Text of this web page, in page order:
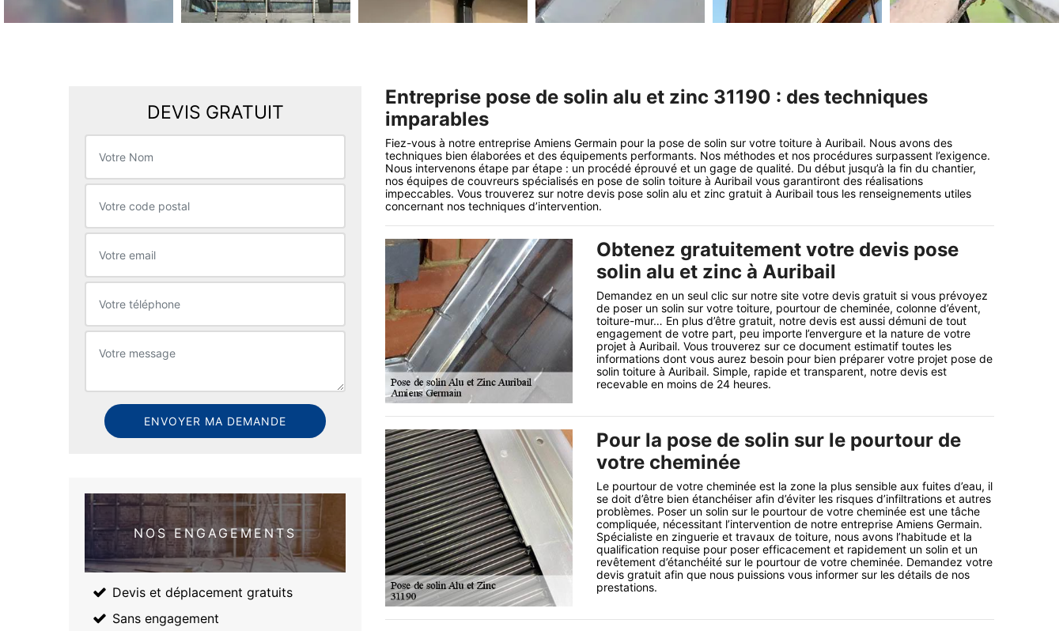
DEVIS GRATUIT
NOS ENGAGEMENTS
Devis et déplacement gratuits
Sans engagement
Entreprise pose de solin alu et zinc 31190 : des techniques
imparables
Fiez-vous à notre entreprise Amiens Germain pour la pose de solin sur votre toiture à Auribail. Nous avons des
techniques bien élaborées et des équipements performants. Nos méthodes et nos procédures surpassent l’exigence.
Nous intervenons étape par étape : un procédé éprouvé et un gage de qualité. Du début jusqu’à la fin du chantier,
nos équipes de couvreurs spécialisés en pose de solin toiture à Auribail vous garantiront des réalisations
impeccables. Vous trouverez sur notre devis pose solin alu et zinc gratuit à Auribail tous les renseignements utiles
concernant nos techniques d’intervention.
Obtenez gratuitement votre devis pose
solin alu et zinc à Auribail
Demandez en un seul clic sur notre site votre devis gratuit si vous prévoyez
de poser un solin sur votre toiture, pourtour de cheminée, colonne d’évent,
toiture-mur… En plus d’être gratuit, notre devis est aussi démuni de tout
engagement de votre part, peu importe l’envergure et la nature de votre
projet à Auribail. Vous trouverez sur ce document estimatif toutes les
informations dont vous aurez besoin pour bien préparer votre projet pose de
solin toiture à Auribail. Simple, rapide et transparent, notre devis est
recevable en moins de 24 heures.
Pour la pose de solin sur le pourtour de
votre cheminée
Le pourtour de votre cheminée est la zone la plus sensible aux fuites d’eau, il
se doit d’être bien étanchéiser afin d’éviter les risques d’infiltrations et autres
problèmes. Poser un solin sur le pourtour de votre cheminée est une tâche
compliquée, nécessitant l’intervention de notre entreprise Amiens Germain.
Spécialiste en zinguerie et travaux de toiture, nous avons l’habitude et la
qualification requise pour poser efficacement et rapidement un solin et un
revêtement d’étanchéité sur le pourtour de votre cheminée. Demandez votre
devis gratuit afin que nous puissions vous informer sur les détails de nos
prestations.